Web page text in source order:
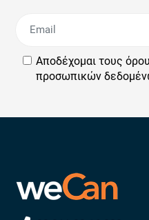
Αποδέχομαι τους
προσωπικών